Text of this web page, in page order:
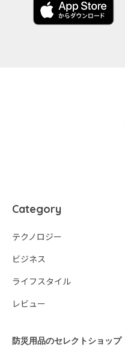
Category
テクノロジー
ビジネス
ライフスタイル
レビュー
防災用品のセレクトショップ